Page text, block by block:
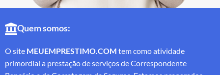
Quem somos:
O site MEUEMPRESTIMO.COM tem como atividade
primordial a prestação de serviços de Correspondente